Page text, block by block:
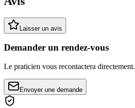
Laisser un avis
Demander un rendez-vous
Le praticien vous recontactera directement.
Envoyer une demande